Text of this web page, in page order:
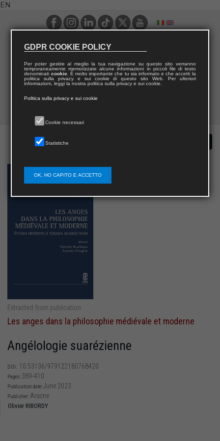
EN
Extracted from publication
Les anges dans la philosophie médiévale et moderne
Angélologie suarézienne
DOI: 10.53136/979122180768420
Pages: 389-410
Publication date:June 2023
Publisher: Aracne
Olivier RIBORDY
GDPR COOKIE POLICY
Per poter gestire al meglio la tua navigazione su questo sito verranno
temporaneamente memorizzate alcune informazioni in piccoli file di testo
denominati cookie. È molto importante che tu sia informato e che accetti la
politica sulla privacy e sui cookie di questo sito Web. Per ulteriori
informazioni, leggi la nostra politica sulla privacy e sui cookie.
Politica sulla privacy e sui cookie
Cookie necessari
Statistiche
OK, HO CAPITO E ACCETTO